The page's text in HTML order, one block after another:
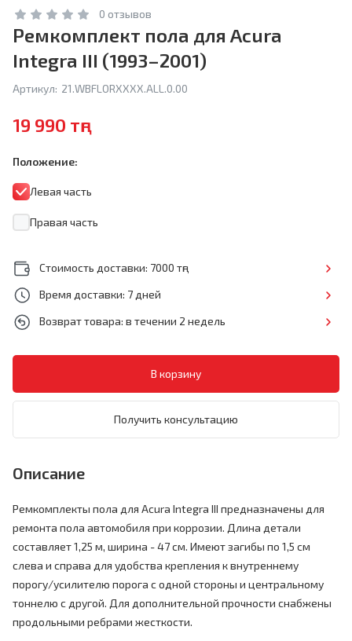
0 отзывов
Ремкомплект пола для Acura
Integra III (1993–2001)
Артикул: 21.WBFLORXXXX.ALL.0.00
19 990 тңг
Положение:
Левая часть
Правая часть
Стоимость доставки: 7000 тңг
Время доставки: 7 дней
Возврат товара: в течении 2 недель
Получить консультацию
Описание
Ремкомплекты пола для Acura Integra III предназначены для
ремонта пола автомобиля при коррозии. Длина детали
составляет 1,25 м, ширина - 47 см. Имеют загибы по 1,5 см
слева и справа для удобства крепления к внутреннему
порогу/усилителю порога с одной стороны и центральному
тоннелю с другой. Для дополнительной прочности снабжены
продольными ребрами жесткости.